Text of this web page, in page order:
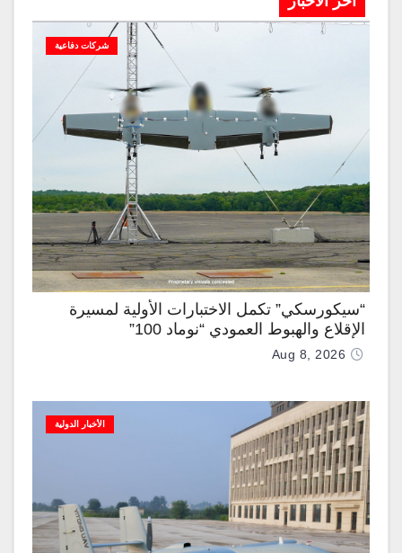
شركات دفاعية
“سيكورسكي” تكمل الاختبارات الأولية لمسيرة
الإقلاع والهبوط العمودي “نوماد 100”
Aug 8, 2026
الأخبار الدولية